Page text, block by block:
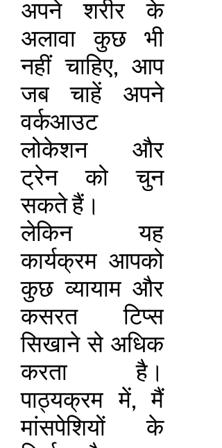
अपने शरीर के
अलावा कुछ भी
नहीं चाहिए, आप
जब चाहें अपने
वर्कआउट
लोकेशन और
ट्रेन को चुन
सकते हैं।
लेकिन यह
कार्यक्रम आपको
कुछ व्यायाम और
कसरत टिप्स
सिखाने से अधिक
करता है।
पाठ्यक्रम में, मैं
मांसपेशियों के